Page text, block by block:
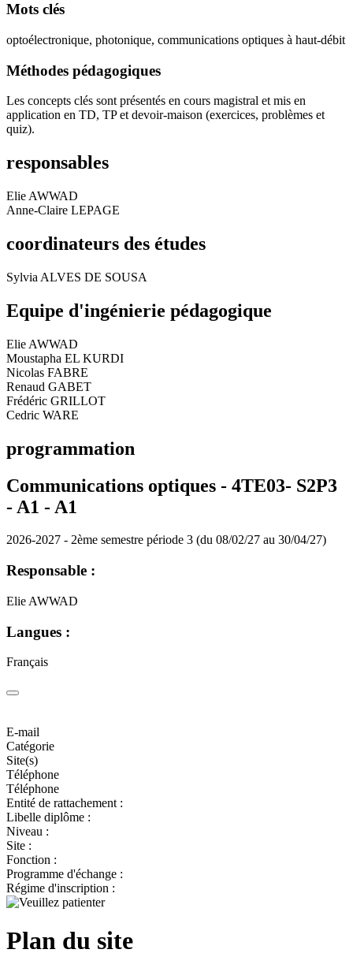
Mots clés
optoélectronique, photonique, communications optiques à haut-débit
Méthodes pédagogiques
Les concepts clés sont présentés en cours magistral et mis en
application en TD, TP et devoir-maison (exercices, problèmes et
quiz).
responsables
Elie AWWAD
Anne-Claire LEPAGE
coordinateurs des études
Sylvia ALVES DE SOUSA
Equipe d'ingénierie pédagogique
Elie AWWAD
Moustapha EL KURDI
Nicolas FABRE
Renaud GABET
Frédéric GRILLOT
Cedric WARE
programmation
Communications optiques - 4TE03- S2P3
- A1 - A1
2026-2027 - 2ème semestre période 3 (du 08/02/27 au 30/04/27)
Responsable :
Elie AWWAD
Langues :
Français
E-mail
Catégorie
Site(s)
Téléphone
Téléphone
Entité de rattachement :
Libelle diplôme :
Niveau :
Site :
Fonction :
Programme d'échange :
Régime d'inscription :
Plan du site